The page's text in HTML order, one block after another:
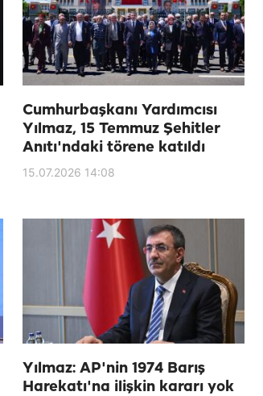
Cumhurbaşkanı Yardımcısı
Yılmaz, 15 Temmuz Şehitler
Anıtı'ndaki törene katıldı
15.07.2026 14:08
Yılmaz: AP'nin 1974 Barış
Harekatı'na ilişkin kararı yok